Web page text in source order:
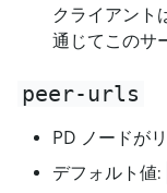
クライアント
通じてこのサ
peer-urls
PD ノードが
デフォルト値: